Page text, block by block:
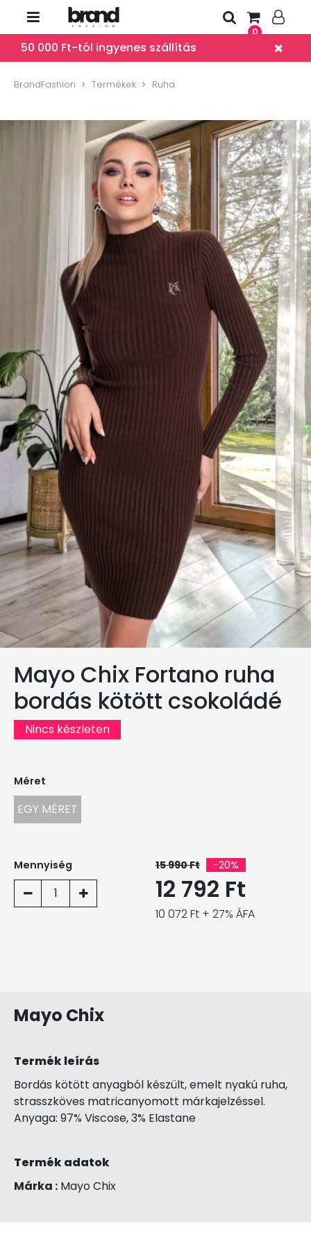
0
50 000 Ft-tól ingyenes szállítás
BrandFashion Termékek Ruha
Mayo Chix Fortano ruha
bordás kötött csokoládé
Nincs készleten
Méret
EGY MÉRET
Mennyiség
1
15 990 Ft -20%
12 792 Ft
10 072 Ft + 27% ÁFA
Mayo Chix
Termék leírás
Bordás kötött anyagból készült, emelt nyakú ruha,
strasszköves matricanyomott márkajelzéssel.
Anyaga: 97% Viscose, 3% Elastane
Termék adatok
Márka : Mayo Chix